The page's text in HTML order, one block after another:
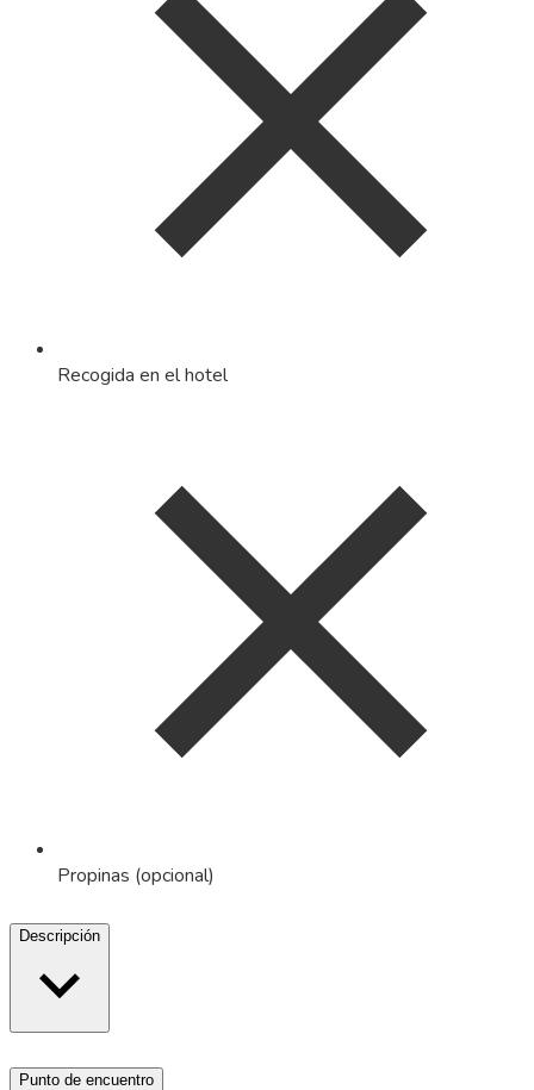
Recogida en el hotel
Propinas (opcional)
Descripción
Punto de encuentro